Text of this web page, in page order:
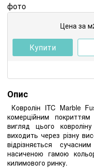
Цена за
Купити
Опис
Ковролін ITC Marble
комерційним
вигляд цього
виходить через різну
відрізняється
насиченою гамою
килимового ринку.